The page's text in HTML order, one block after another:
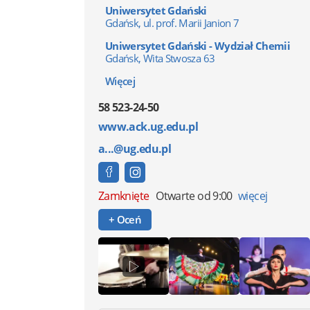
Uniwersytet Gdański
Gdańsk, ul. prof. Marii Janion 7
Uniwersytet Gdański - Wydział Chemii
Gdańsk, Wita Stwosza 63
Więcej
58 523-24-50
www.ack.ug.edu.pl
a...@ug.edu.pl
Zamknięte Otwarte od 9:00 więcej
+ Oceń